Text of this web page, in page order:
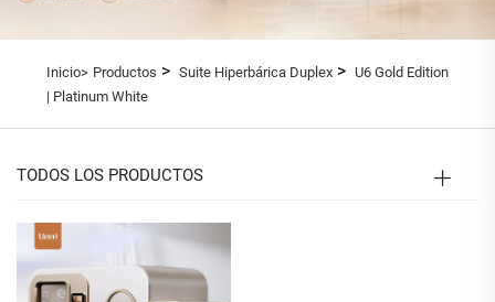
Inicio> Productos > Suite Hiperbárica Duplex> U6 Gold Edition
| Platinum White
TODOS LOS PRODUCTOS